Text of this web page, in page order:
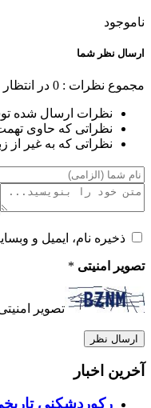
ناموجود
ارسال نظر شما
مجموع نظرات : 0 در
نظرات ارسال شده
نظراتی که حاوی
نظراتی که به غیر از
ذخیره نام، ایمیل و
تصویر امنیتی *
تصویر
آخرین اخبار
رکوردشکنی تاریخی «مرد